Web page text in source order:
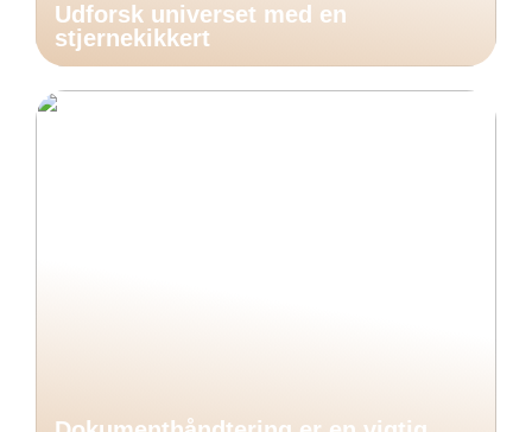
Udforsk universet med en
stjernekikkert